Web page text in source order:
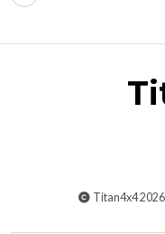
Titan4x4